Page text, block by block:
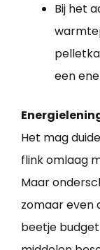
Bij het
een
Het mag
flink omlaag
Maar
zomaar even
beetje